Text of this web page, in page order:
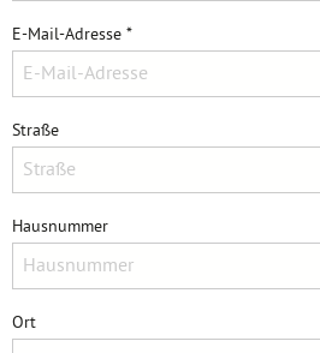
E-Mail-Adresse *
Straße
Hausnummer
Ort